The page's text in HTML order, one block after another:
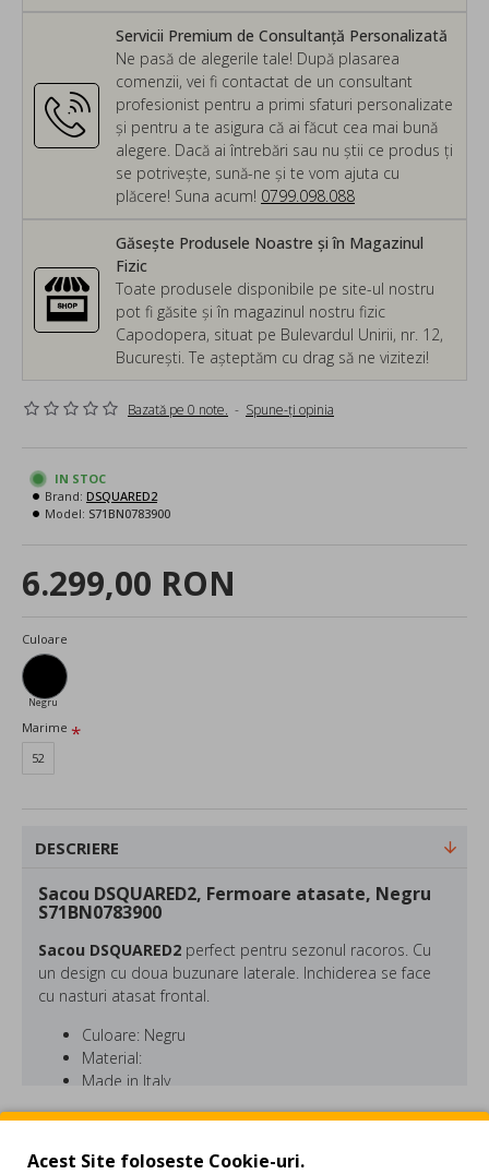
Servicii Premium de Consultanță Personalizată
Ne pasă de alegerile tale! După plasarea
comenzii, vei fi contactat de un consultant
profesionist pentru a primi sfaturi personalizate
și pentru a te asigura că ai făcut cea mai bună
alegere. Dacă ai întrebări sau nu știi ce produs ți
se potrivește, sună-ne și te vom ajuta cu
plăcere! Suna acum! 0799.098.088
Găsește Produsele Noastre și în Magazinul
Fizic
Toate produsele disponibile pe site-ul nostru
pot fi găsite și în magazinul nostru fizic
Capodopera, situat pe Bulevardul Unirii, nr. 12,
București. Te așteptăm cu drag să ne vizitezi!
Bazată pe 0 note. - Spune-ţi opinia
6.299,00 RON
IN STOC
Brand: DSQUARED2
Model: S71BN0783900
Culoare
Negru
Marime
52
DESCRIERE
Sacou DSQUARED2, Fermoare atasate, Negru
S71BN0783900
Sacou DSQUARED2 perfect pentru sezonul racoros. Cu
un design cu doua buzunare laterale. Inchiderea se face
cu nasturi atasat frontal.
Culoare: Negru
Material:
Made in Italy
DSQUARED este o marca fondata in 1995 de catre fratii
DSQUARED2 indraznete au ca atribute ornamentele
Acest Site foloseste Cookie-uri.